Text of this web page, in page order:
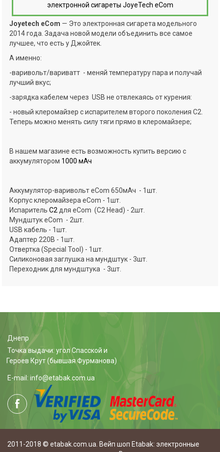
электронной сигареты JoyeTech eCom
Joyetech eCom — Это электронная сигарета модельного
2014 года. Задача новой модели объединить все самое
лучшее, что есть у Джойтек.
А именно:
-варивольт/вариватт - меняй температуру пара и получай
лучший вкус;
-зарядка кабелем через USB не отвлекаясь от курения:
- новый клеромайзер с испарителем второго поколения C2.
Теперь можно менять силу тяги прямо в клеромайзере;
В нашем магазине есть возможность купить версию с
аккумулятором 1000 мАч
Аккумулятор-варивольт eCom 650мАч - 1шт.
Корпус клеромайзера eCom - 1шт.
ИспарительС2 для eCom (C2 Head) - 2шт.
Мундштук eCom - 2шт.
USB кабель - 1шт.
Адаптер 220В - 1шт.
Отвертка (Special Tool) - 1шт.
Силиконовая заглушка на мундштук - 3шт.
Переходник для мундштука - 3шт.
Днепр
Точка выдачи: угол Спасской и
Героев Крут (бывшая Фурманова)
E-mail: info@etabak.com.ua
2011-2018 © etabak.com.ua. Вейп шоп Etabak: электронные